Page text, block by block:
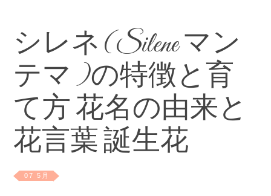
シレネ(Silene マン
テマ )の特徴と育
て方 花名の由来と
花言葉 誕生花
07 5月